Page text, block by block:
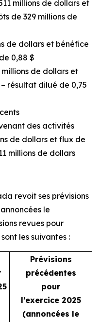
millions de dollars et
de 329 millions de
de dollars et bénéfice
0,88 $
de dollars et
résultat dilué de 0,75
des activités
de dollars et flux de
millions de dollars
revoit ses prévisions
le
revues pour
les suivantes :
Prévisions
précédentes
pour
l’exercice 2025
(annoncées le